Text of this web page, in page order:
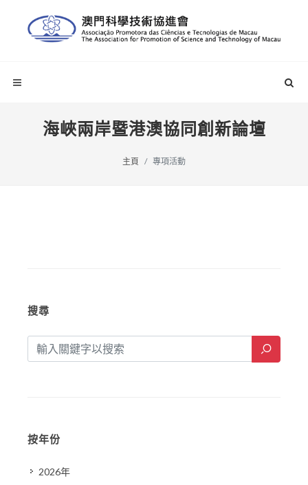
海峽兩岸暨港澳協同創新論壇
主頁 專項活動
搜尋
按年份
2026年